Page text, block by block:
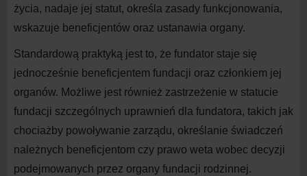
życia, nadaje jej statut, określa zasady funkcjonowania,
wskazuje beneficjentów oraz ustanawia organy.
Standardową praktyką jest to, że fundator staje się
jednocześnie beneficjentem fundacji oraz członkiem jej
organów. Możliwe jest również zastrzeżenie w statucie
fundacji szczególnych uprawnień dla fundatora, takich jak
chociażby powoływanie zarządu, określanie świadczeń
należnych beneficjentom czy prawo weta wobec decyzji
podejmowanych przez organy fundacji rodzinnej.